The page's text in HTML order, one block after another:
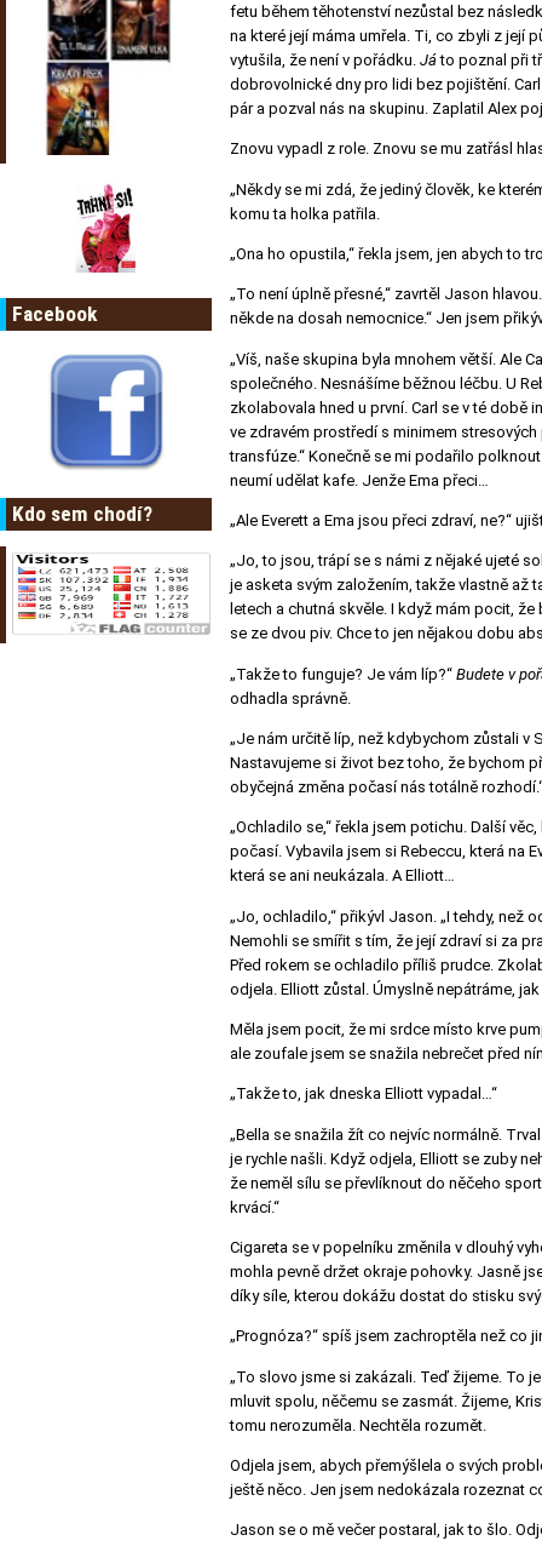
Facebook
Kdo sem chodí?
fetu během těhotenství nezůstal bez
na které její máma umřela. Ti, co zbyli z její
vytušila, že není v pořádku. Játo poznal při
dobrovolnické dny pro lidi bez pojištění.
pár a pozval nás na skupinu. Zaplatil Alex
Znovu vypadl z role. Znovu se mu zatřásl
„Někdy se mi zdá, že jediný člověk, ke
komu ta holka patřila.
„Ona ho opustila,“ řekla jsem, jen abych to
„To není úplně přesné,“ zavrtěl Jason
někde na dosah nemocnice.“ Jen jsem
„Víš, naše skupina byla mnohem větší. Ale
společného. Nesnášíme běžnou léčbu. U
zkolabovala hned u první. Carl se v té době
ve zdravém prostředí s minimem
transfúze.“ Konečně se mi podařilo
neumí udělat kafe. Jenže Ema přeci…
„Ale Everett a Ema jsou přeci zdraví, ne?“
„Jo, to jsou, trápí se s námi z nějaké ujeté
je asketa svým založením, takže vlastně až
letech a chutná skvěle. I když mám pocit,
se ze dvou piv. Chce to jen nějakou dobu
„Takže to funguje? Je vám líp?“ Budete v
odhadla správně.
„Je nám určitě líp, než kdybychom zůstali v
Nastavujeme si život bez toho, že bychom
obyčejná změna počasí nás totálně
„Ochladilo se,“ řekla jsem potichu. Další
počasí. Vybavila jsem si Rebeccu, která na
která se ani neukázala. A Elliott…
„Jo, ochladilo,“ přikývl Jason. „I tehdy, než
Nemohli se smířit s tím, že její zdraví si za
Před rokem se ochladilo příliš prudce.
odjela. Elliott zůstal. Úmyslně nepátráme,
Měla jsem pocit, že mi srdce místo krve
ale zoufale jsem se snažila nebrečet před
„Takže to, jak dneska Elliott vypadal…“
„Bella se snažila žít co nejvíc normálně.
je rychle našli. Když odjela, Elliott se zuby
že neměl sílu se převlíknout do něčeho
krvácí.“
Cigareta se v popelníku změnila v dlouhý
mohla pevně držet okraje pohovky. Jasně
díky síle, kterou dokážu dostat do stisku
„Prognóza?“ spíš jsem zachroptěla než co
„To slovo jsme si zakázali. Teď žijeme. To
mluvit spolu, něčemu se zasmát. Žijeme,
tomu nerozuměla. Nechtěla rozumět.
Odjela jsem, abych přemýšlela o svých
ještě něco. Jen jsem nedokázala rozeznat
Jason se o mě večer postaral, jak to šlo.